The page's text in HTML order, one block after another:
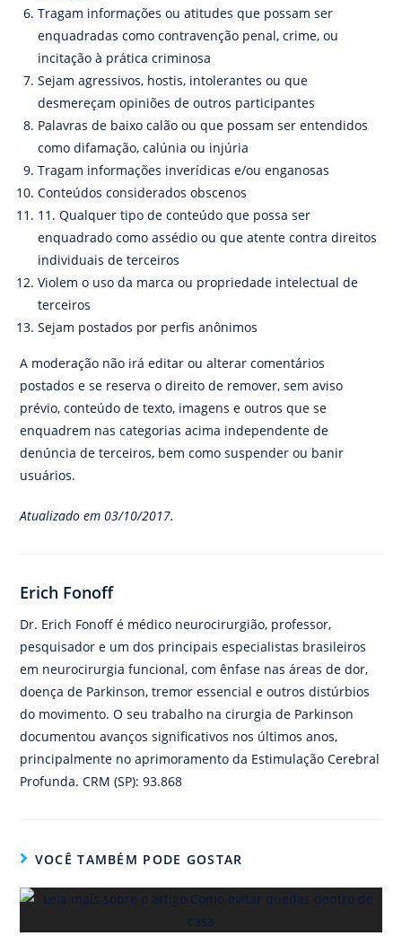
Tragam informações ou atitudes que possam ser
enquadradas como contravenção penal, crime, ou
incitação à prática criminosa
Sejam agressivos, hostis, intolerantes ou que
desmereçam opiniões de outros participantes
Palavras de baixo calão ou que possam ser entendidos
como difamação, calúnia ou injúria
Tragam informações inverídicas e/ou enganosas
Conteúdos considerados obscenos
11. Qualquer tipo de conteúdo que possa ser
enquadrado como assédio ou que atente contra direitos
individuais de terceiros
Violem o uso da marca ou propriedade intelectual de
terceiros
Sejam postados por perfis anônimos
A moderação não irá editar ou alterar comentários
postados e se reserva o direito de remover, sem aviso
prévio, conteúdo de texto, imagens e outros que se
enquadrem nas categorias acima independente de
denúncia de terceiros, bem como suspender ou banir
usuários.
Atualizado em 03/10/2017.
Erich Fonoff
Dr. Erich Fonoff é médico neurocirurgião, professor,
pesquisador e um dos principais especialistas brasileiros
em neurocirurgia funcional, com ênfase nas áreas de dor,
doença de Parkinson, tremor essencial e outros distúrbios
do movimento. O seu trabalho na cirurgia de Parkinson
documentou avanços significativos nos últimos anos,
principalmente no aprimoramento da Estimulação Cerebral
Profunda. CRM (SP): 93.868
VOCÊ TAMBÉM PODE GOSTAR